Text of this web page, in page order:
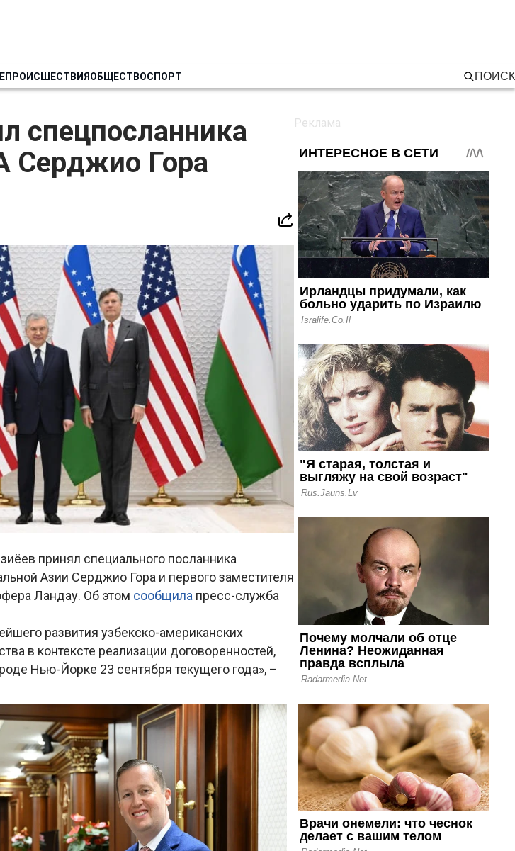
ПРОИСШЕСТВИЯОБЩЕСТВОСПОРТ ПОИСК
спецпосланника
Серджио Гора
принял специального посланника
Азии Серджио Гора и первого заместителя
Ландау. Об этом сообщила пресс-служба
развития узбекско-американских
в контексте реализации договоренностей,
Нью-Йорке 23 сентября текущего года», –